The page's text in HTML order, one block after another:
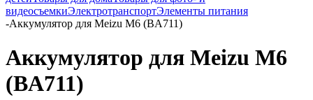
видеосъемкиЭлектротранспортЭлементы питания
-Аккумулятор для Meizu M6 (BA711)
Аккумулятор для Meizu M6
(BA711)